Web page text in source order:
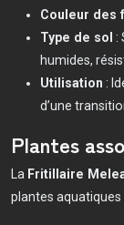
Couleur des
Type de sol :
humides,
Utilisation :
d’une
Plantes
La Fritillaire
plantes aquatiques